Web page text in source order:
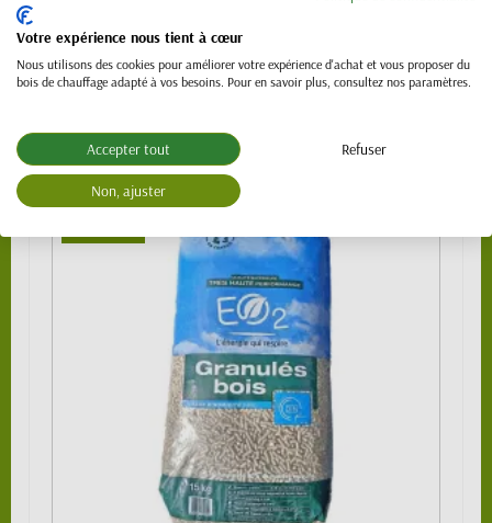
Palette 990 kg (99 sacs)
Palette 1120 kg (112 sacs) 489,00 €
Votre expérience nous tient à cœur
Nous utilisons des cookies pour améliorer votre expérience d'achat et vous proposer du
bois de chauffage adapté à vos besoins. Pour en savoir plus, consultez nos paramètres.
Accepter tout Refuser
Non, ajuster